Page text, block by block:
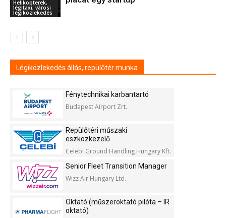
Helikopterek,
légitaxi, városi
légiközlekedés
Légiközlekedés állás, repülőtér munka
Fénytechnikai karbantartó
Budapest Airport Zrt.
Repülőtéri műszaki
eszközkezelő
Celebi Ground Handling Hungary Kft.
Senior Fleet Transition Manager
Wizz Air Hungary Ltd.
Oktató (műszeroktató pilóta – IR
oktató)